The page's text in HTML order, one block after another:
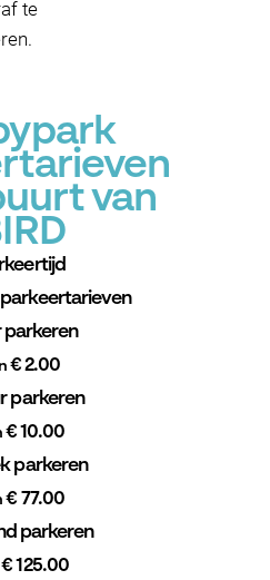
te
van
parkeren
€ 2.00
parkeren
€ 10.00
parkeren
€ 77.00
parkeren
€ 125.00